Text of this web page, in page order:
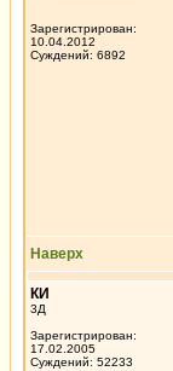
Зарегистрирован:
10.04.2012
Суждений: 6892
Наверх
КИ
3Д
Зарегистрирован:
17.02.2005
Суждений: 52233